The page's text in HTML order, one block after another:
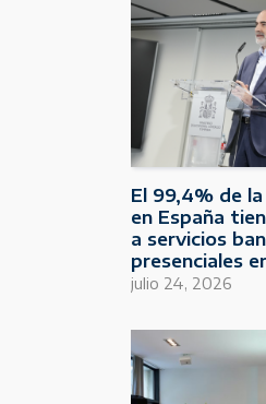
El 99,4% de
en España
a servicios
presenciales
municipio
julio 24, 2026